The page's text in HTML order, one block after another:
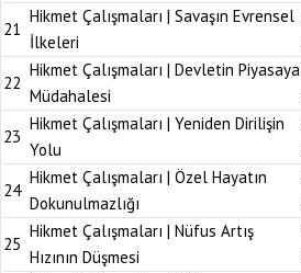
21
Hikmet Çalışmaları | Savaşın Evrensel
İlkeleri
22
Hikmet Çalışmaları | Devletin Piyasaya
Müdahalesi
23
Hikmet Çalışmaları | Yeniden Dirilişin
Yolu
24
Hikmet Çalışmaları | Özel Hayatın
Dokunulmazlığı
25
Hikmet Çalışmaları | Nüfus Artış
Hızının Düşmesi